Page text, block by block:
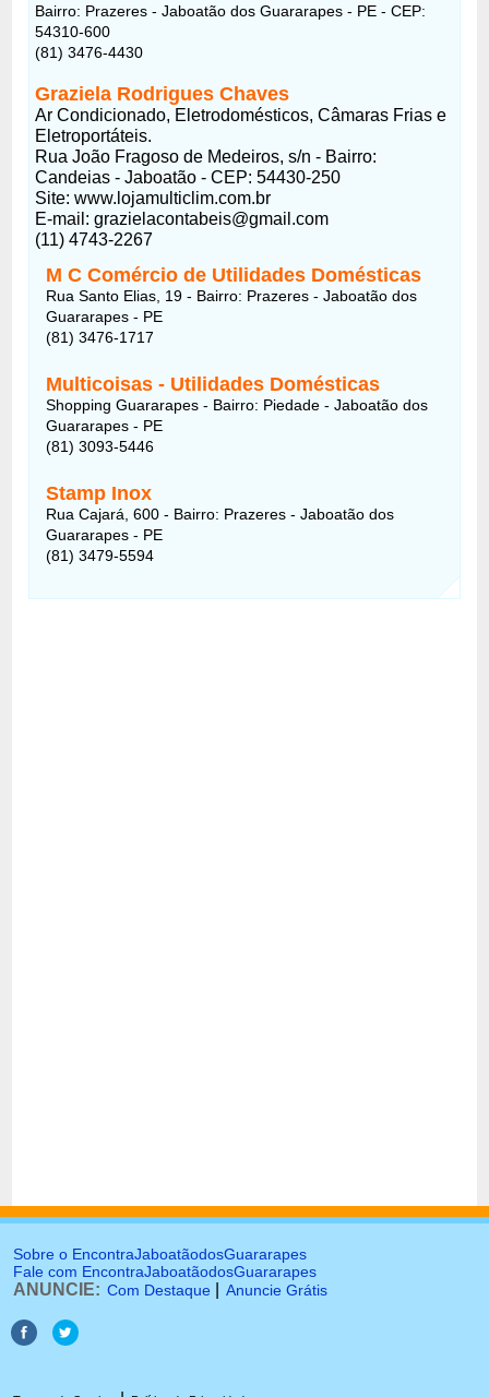
Bairro: Prazeres - Jaboatão dos Guararapes - PE - CEP:
54310-600
(81) 3476-4430
Graziela Rodrigues Chaves
Ar Condicionado, Eletrodomésticos, Câmaras Frias e
Eletroportáteis.
Rua João Fragoso de Medeiros, s/n - Bairro:
Candeias - Jaboatão - CEP: 54430-250
Site: www.lojamulticlim.com.br
E-mail: grazielacontabeis@gmail.com
(11) 4743-2267
M C Comércio de Utilidades Domésticas
Rua Santo Elias, 19 - Bairro: Prazeres - Jaboatão dos
Guararapes - PE
(81) 3476-1717
Multicoisas - Utilidades Domésticas
Shopping Guararapes - Bairro: Piedade - Jaboatão dos
Guararapes - PE
(81) 3093-5446
Stamp Inox
Rua Cajará, 600 - Bairro: Prazeres - Jaboatão dos
Guararapes - PE
(81) 3479-5594
Sobre o EncontraJaboatãodosGuararapes
Fale com EncontraJaboatãodosGuararapes
ANUNCIE: Com Destaque Anuncie Grátis